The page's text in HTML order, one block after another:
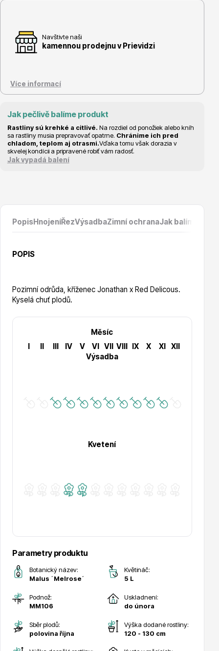
Květináče
Cibuloviny
Nářadí, příslušenství
Růže KORDES
Navštivte naši
kamennou prodejnu v Prievidzi
Více informací
Jak pečlivě balíme produkt
Rastliny sú krehké a citlivé. Na rozdiel od ponožiek alebo kníh
sa rastliny musia prepravovať opatrne. Chránime ich pred
chladom, teplom aj otrasmi.Vďaka tomu však dorazia v
skvelej kondícii a pripravené robiť vám radosť.
Jak vypadá balení
PopisHnojeníŘezVýsadbaZimní ochranaJak balíme
POPIS
Pozimní odrůda, kříženec Jonathan x Red Delicous.
Kyselá chuť plodů.
Měsíc
I
II III IV V VI VII VIII IX X XI
XII
Výsadba
Kvetení
Parametry produktu
Botanický název:
Malus ´Melrose´
Květináč:
5 L
Podnož:
MM106
Uskladnení:
do února
Sběr plodů:
polovina října
Výška dodané rostliny:
120 - 130 cm